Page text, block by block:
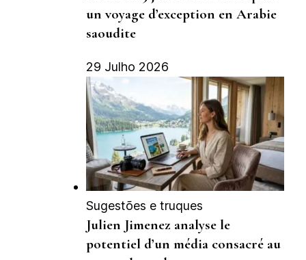
un voyage d’exception en Arabie
saoudite
29 Julho 2026
Sugestões e truques
Julien Jimenez analyse le
potentiel d’un média consacré au